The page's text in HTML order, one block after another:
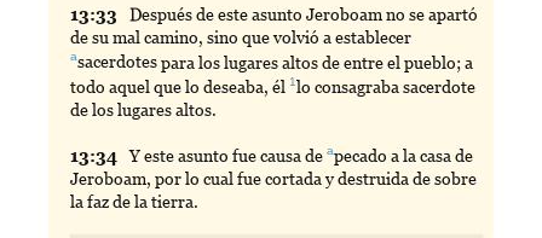
13:33 Despuésde este asunto Jeroboam no se apartó
de su mal camino, sino que volvió a establecer
asacerdotespara los lugares altos de entre el pueblo; a
todo aquel que lo deseaba, él1lo consagraba sacerdote
de los lugares altos.
13:34 Yeste asunto fue causa deapecado a la casa de
Jeroboam, por lo cual fue cortada y destruida de sobre
la faz de la tierra.